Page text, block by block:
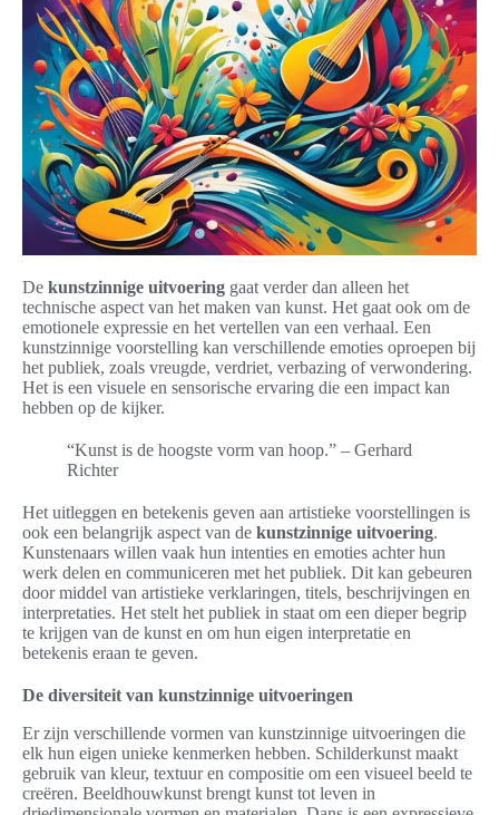
De kunstzinnige uitvoering gaat verder dan alleen het
technische aspect van het maken van kunst. Het gaat ook om de
emotionele expressie en het vertellen van een verhaal. Een
kunstzinnige voorstelling kan verschillende emoties oproepen bij
het publiek, zoals vreugde, verdriet, verbazing of verwondering.
Het is een visuele en sensorische ervaring die een impact kan
hebben op de kijker.
“Kunst is de hoogste vorm van hoop.” – Gerhard
Richter
Het uitleggen en betekenis geven aan artistieke voorstellingen is
ook een belangrijk aspect van de kunstzinnige uitvoering.
Kunstenaars willen vaak hun intenties en emoties achter hun
werk delen en communiceren met het publiek. Dit kan gebeuren
door middel van artistieke verklaringen, titels, beschrijvingen en
interpretaties. Het stelt het publiek in staat om een dieper begrip
te krijgen van de kunst en om hun eigen interpretatie en
betekenis eraan te geven.
De diversiteit van kunstzinnige uitvoeringen
Er zijn verschillende vormen van kunstzinnige uitvoeringen die
elk hun eigen unieke kenmerken hebben. Schilderkunst maakt
gebruik van kleur, textuur en compositie om een visueel beeld te
creëren. Beeldhouwkunst brengt kunst tot leven in